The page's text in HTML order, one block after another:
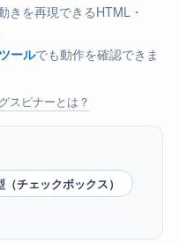
きを再現できるHTML・
ールでも動作を確認できま
スピナーとは？
（チェックボックス）